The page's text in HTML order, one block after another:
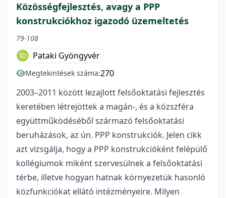
Közösségfejlesztés, avagy a PPP
konstrukciókhoz igazodó üzemeltetés
79-108
Pataki Gyöngyvér
Megtekintések száma:270
2003–2011 között lezajlott felsőoktatási fejlesztés
keretében létrejöttek a magán-, és a közszféra
együttműködéséből származó felsőoktatási
beruházások, az ún. PPP konstrukciók. Jelen cikk
azt vizsgálja, hogy a PPP konstrukcióként felépülő
kollégiumok miként szervesülnek a felsőoktatási
térbe, illetve hogyan hatnak környezetük hasonló
közfunkciókat ellátó intézményeire. Milyen